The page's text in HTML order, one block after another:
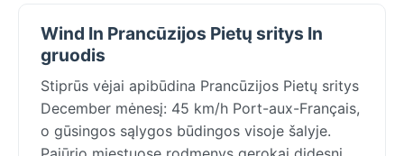
Wind In Prancūzijos Pietų sritys In
gruodis
Stiprūs vėjai apibūdina Prancūzijos Pietų sritys
December mėnesį: 45 km/h Port-aux-Français,
o gūsingos sąlygos būdingos visoje šalyje.